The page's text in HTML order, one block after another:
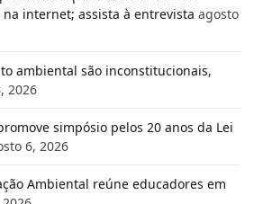
internet; assista à entrevista agosto
ambiental são inconstitucionais,
2026
simpósio pelos 20 anos da Lei
6, 2026
Ambiental reúne educadores em